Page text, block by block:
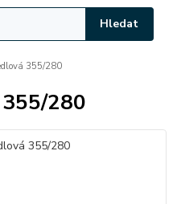
Hledat
355/280
280